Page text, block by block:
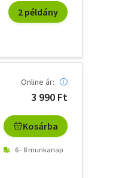
2 példány
Online ár:
3 990 Ft
Kosárba
6 - 8 munkanap